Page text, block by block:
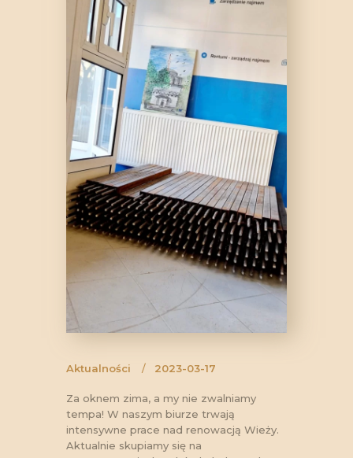
Aktualności 2023-03-17
Za oknem zima, a my nie zwalniamy
tempa! W naszym biurze trwają
intensywne prace nad renowacją Wieży.
Aktualnie skupiamy się na